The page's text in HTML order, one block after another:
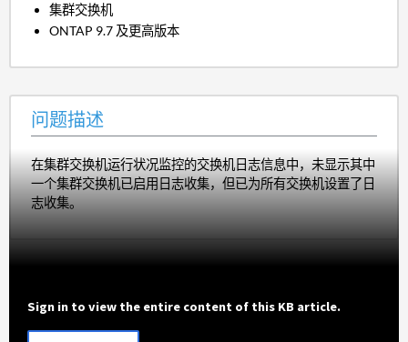
集群交换机
ONTAP 9.7 及更高版本
问题描述
在集群交换机运行状况监控的交换机日志信息中，未显示其中
一个集群交换机已启用日志收集，但已为所有交换机设置了日
志收集。
Sign in to view the entire content of this KB article.